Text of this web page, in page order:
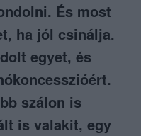
És most
ha jól csinálja.
egyet, és
szálon is
is valakit, egy